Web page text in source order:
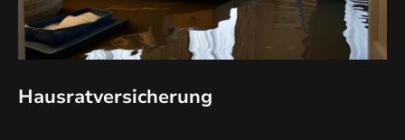
Hausratversicherung